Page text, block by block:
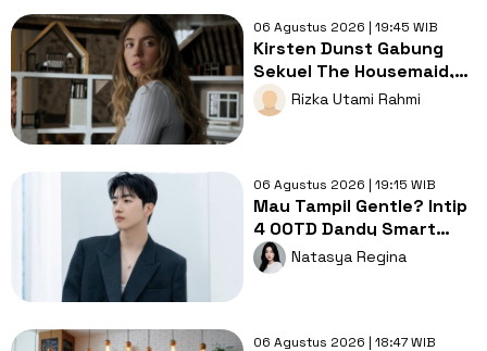
06 Agustus 2026 | 19:45 WIB
Kirsten Dunst Gabung
Sekuel The Housemaid,
Intip Sinopsis dan Jadwal
Tayang
Rizka Utami Rahmi
06 Agustus 2026 | 19:15 WIB
Mau Tampil Gentle? Intip
4 OOTD Dandy Smart
Casual ala Kang Hoon
Natasya Regina
06 Agustus 2026 | 18:47 WIB